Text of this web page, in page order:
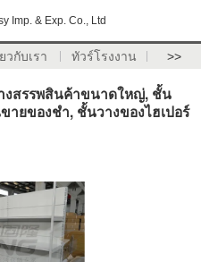
Imp. & Exp. Co., Ltd
วกับเรา ทัวร์โรงงาน >>
งสรรพสินค้าขนาดใหญ่, ชั้น
ายของชำ, ชั้นวางของไฮเปอร์